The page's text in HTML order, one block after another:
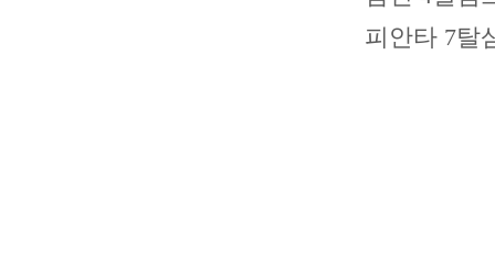
피안타 7탈